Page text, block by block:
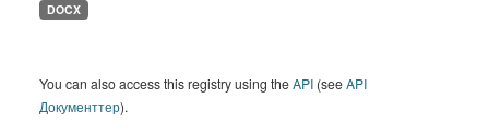
DOCX
You can also access this registry using theAPI (seeAPI
Документтер).